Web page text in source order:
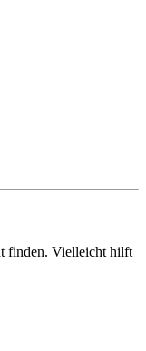
finden. Vielleicht hilft